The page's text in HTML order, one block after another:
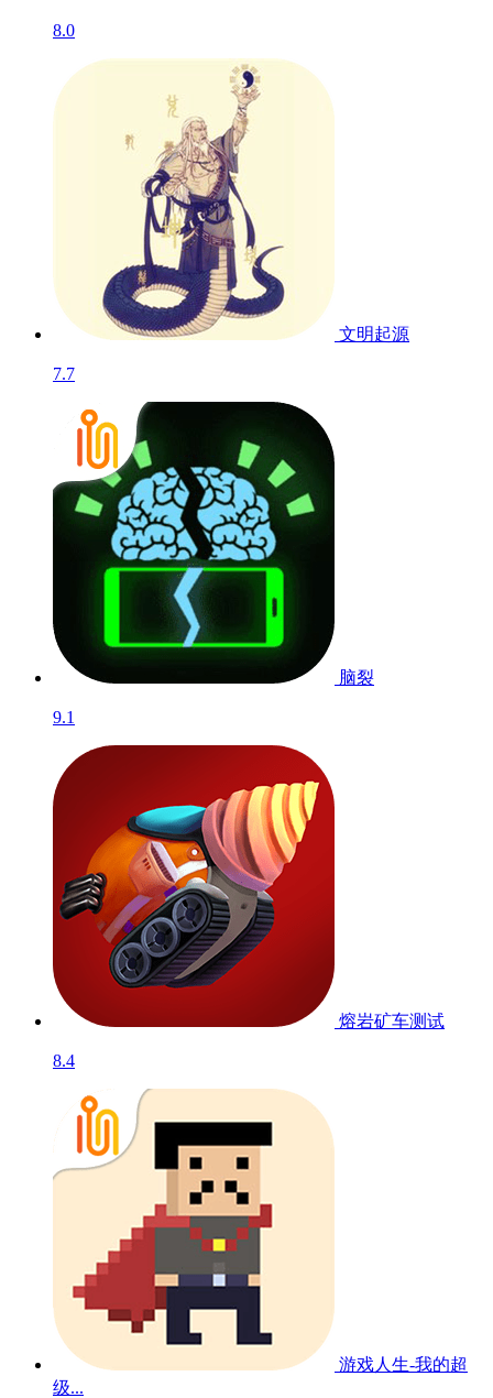
8.0
文明起源
7.7
脑裂
9.1
熔岩矿车测试
8.4
游戏人生-我的超
级...